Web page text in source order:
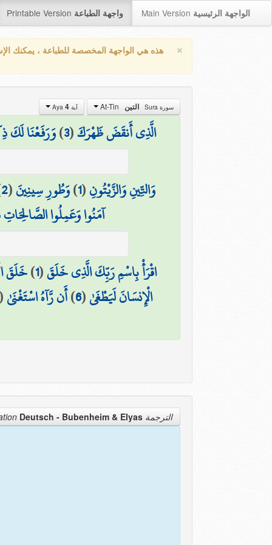
Printable Version واجهة الطباعة Main Version الواجهة الرئيسية
× هذه هي الواجهة المخصصة للطباعة ، يمكنك
سورة Sura التين آية Aya 4
الَّذِي أَنقَضَ ظَهْرَكَ(
3
)وَرَفَعْنَا لَكَ
وَالتِّينِ وَالزَّيْتُونِ(
1
)وَطُورِ سِينِينَ(
2
آمَنُوا وَعَمِلُوا
اقْرَأْ بِاسْمِ رَبِّكَ الَّذِي خَلَقَ(
1
)خَلَقَ
الْإِنسَانَ لَيَطْغَىٰ(
6
)أَن رَّآهُ اسْتَغْنَىٰ
الترجمة Translation Deutsch - Bubenheim & Elyas